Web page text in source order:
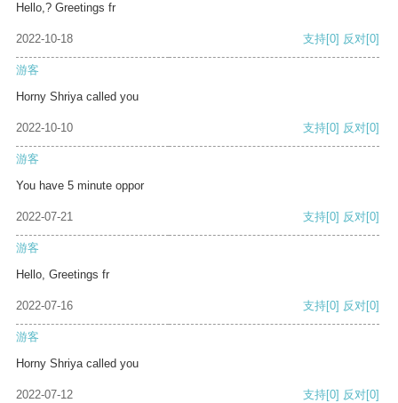
Hello,? Greetings fr
2022-10-18 支持[0] 反对[0]
游客
Horny Shriya called you
2022-10-10 支持[0] 反对[0]
游客
You have 5 minute oppor
2022-07-21 支持[0] 反对[0]
游客
Hello, Greetings fr
2022-07-16 支持[0] 反对[0]
游客
Horny Shriya called you
2022-07-12 支持[0] 反对[0]